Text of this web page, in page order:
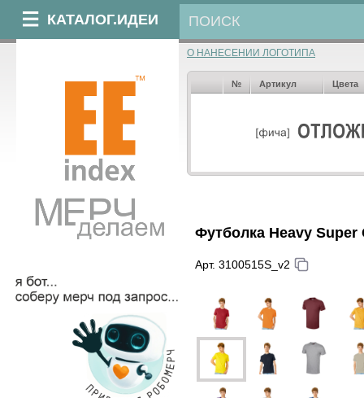
КАТАЛОГ.ИДЕИ
О НАНЕСЕНИИ ЛОГОТИПА
№ Артикул Цвета
Футболка Heavy Super
Арт. 3100515S_v2